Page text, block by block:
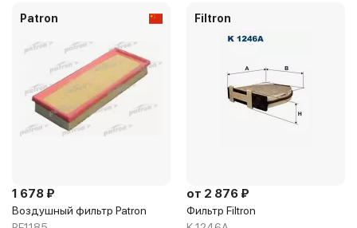
Patron
1 678 ₽
Воздушный фильтр Patron
Filtron
от 2 876 ₽
Фильтр Filtron